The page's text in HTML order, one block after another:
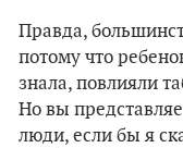
Правда,
потому что
знала, повлияли
Но вы
люди, если бы я